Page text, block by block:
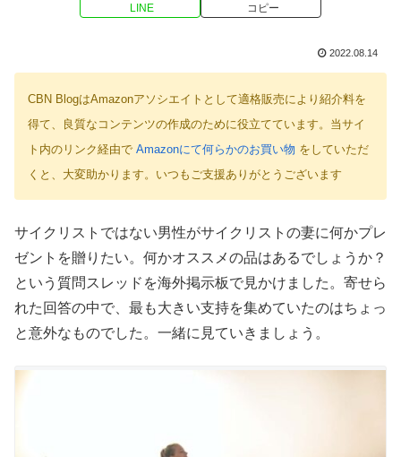
LINE コピー
2022.08.14
CBN BlogはAmazonアソシエイトとして適格販売により紹介料を
得て、良質なコンテンツの作成のために役立てています。当サイ
ト内のリンク経由で Amazonにて何らかのお買い物 をしていただ
くと、大変助かります。いつもご支援ありがとうございます
サイクリストではない男性がサイクリストの妻に何かプレ
ゼントを贈りたい。何かオススメの品はあるでしょうか？
という質問スレッドを海外掲示板で見かけました。寄せら
れた回答の中で、最も大きい支持を集めていたのはちょっ
と意外なものでした。一緒に見ていきましょう。